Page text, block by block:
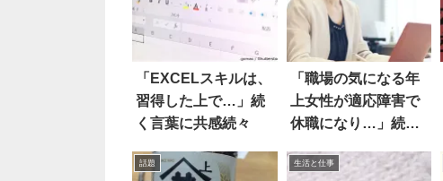
「EXCELスキルは、
習得した上で…」続
く言葉に共感続々
「職場の気になる年
上女性が適応障害で
休職になり…」続き
話題 生活と仕事